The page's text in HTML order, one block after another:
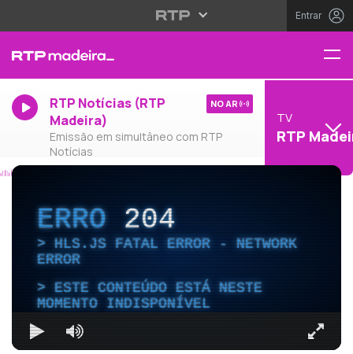
Entrar
RTP Notícias (RTP
Madeira)
Emissão em simultâneo com RTP
Notícias
NO AR
TV
RTP
ERRO204
HLS.JS FATAL ERROR - NETWORK
ERROR
ESTE CONTEÚDO ESTÁ NESTE
MOMENTO INDISPONÍVEL